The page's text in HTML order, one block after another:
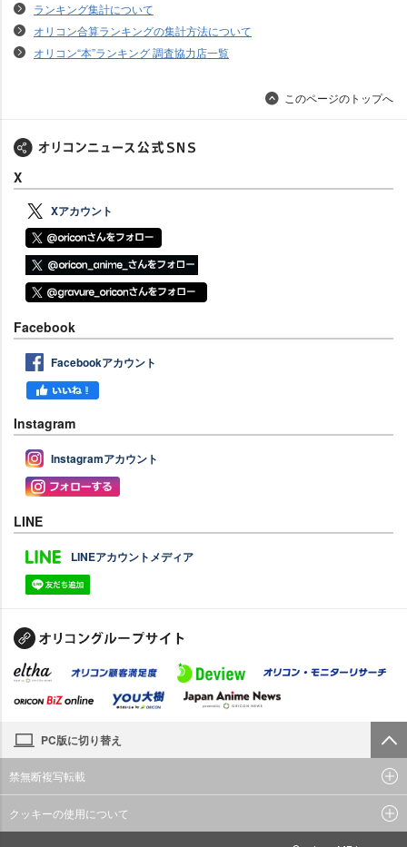
ランキング集計について
オリコン合算ランキングの集計方法について
オリコン“本”ランキング 調査協力店一覧
このページのトップへ
X
Xアカウント
Facebook
Facebookアカウント
Instagram
Instagramアカウント
LINE
LINEアカウントメディア
PC版に切り替え
禁無断複写転載
クッキーの使用について